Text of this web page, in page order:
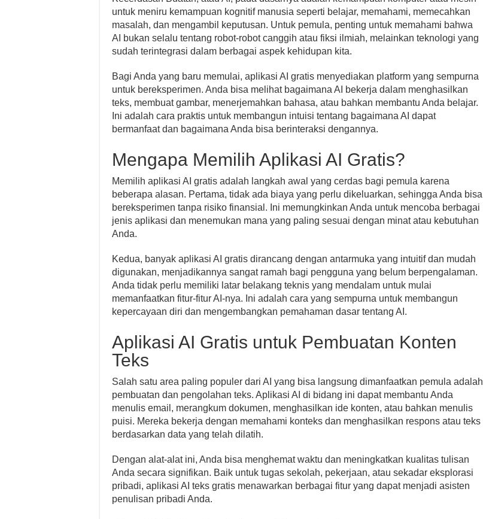
untuk meniru kemampuan kognitif manusia seperti belajar, memahami, memecahkan
masalah, dan mengambil keputusan. Untuk pemula, penting untuk memahami bahwa
AI bukan selalu tentang robot-robot canggih atau fiksi ilmiah, melainkan teknologi yang
sudah terintegrasi dalam berbagai aspek kehidupan kita.
Bagi Anda yang baru memulai, aplikasi AI gratis menyediakan platform yang sempurna
untuk bereksperimen. Anda bisa melihat bagaimana AI bekerja dalam menghasilkan
teks, membuat gambar, menerjemahkan bahasa, atau bahkan membantu Anda belajar.
Ini adalah cara praktis untuk membangun intuisi tentang bagaimana AI dapat
bermanfaat dan bagaimana Anda bisa berinteraksi dengannya.
Mengapa Memilih Aplikasi AI Gratis?
Memilih aplikasi AI gratis adalah langkah awal yang cerdas bagi pemula karena
beberapa alasan. Pertama, tidak ada biaya yang perlu dikeluarkan, sehingga Anda bisa
bereksperimen tanpa risiko finansial. Ini memungkinkan Anda untuk mencoba berbagai
jenis aplikasi dan menemukan mana yang paling sesuai dengan minat atau kebutuhan
Anda.
Kedua, banyak aplikasi AI gratis dirancang dengan antarmuka yang intuitif dan mudah
digunakan, menjadikannya sangat ramah bagi pengguna yang belum berpengalaman.
Anda tidak perlu memiliki latar belakang teknis yang mendalam untuk mulai
memanfaatkan fitur-fitur AI-nya. Ini adalah cara yang sempurna untuk membangun
kepercayaan diri dan mengembangkan pemahaman dasar tentang AI.
Aplikasi AI Gratis untuk Pembuatan Konten
Teks
Salah satu area paling populer dari AI yang bisa langsung dimanfaatkan pemula adalah
pembuatan dan pengolahan teks. Aplikasi AI di bidang ini dapat membantu Anda
menulis email, merangkum dokumen, menghasilkan ide konten, atau bahkan menulis
puisi. Mereka bekerja dengan memahami konteks dan menghasilkan respons atau teks
berdasarkan data yang telah dilatih.
Dengan alat-alat ini, Anda bisa menghemat waktu dan meningkatkan kualitas tulisan
Anda secara signifikan. Baik untuk tugas sekolah, pekerjaan, atau sekadar eksplorasi
pribadi, aplikasi AI teks gratis menawarkan berbagai fitur yang dapat menjadi asisten
penulisan pribadi Anda.